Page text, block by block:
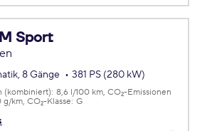
Sport
8 Gänge 381 PS (280 kW)
(kombiniert): 8,6 l/100 km CO2-Emissionen
g/km CO2-Klasse: G